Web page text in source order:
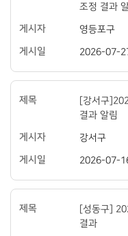
조정 결과
영등포구
2026-07-
[강서구
결과 알림
강서구
2026-07-
[성동구]
결과